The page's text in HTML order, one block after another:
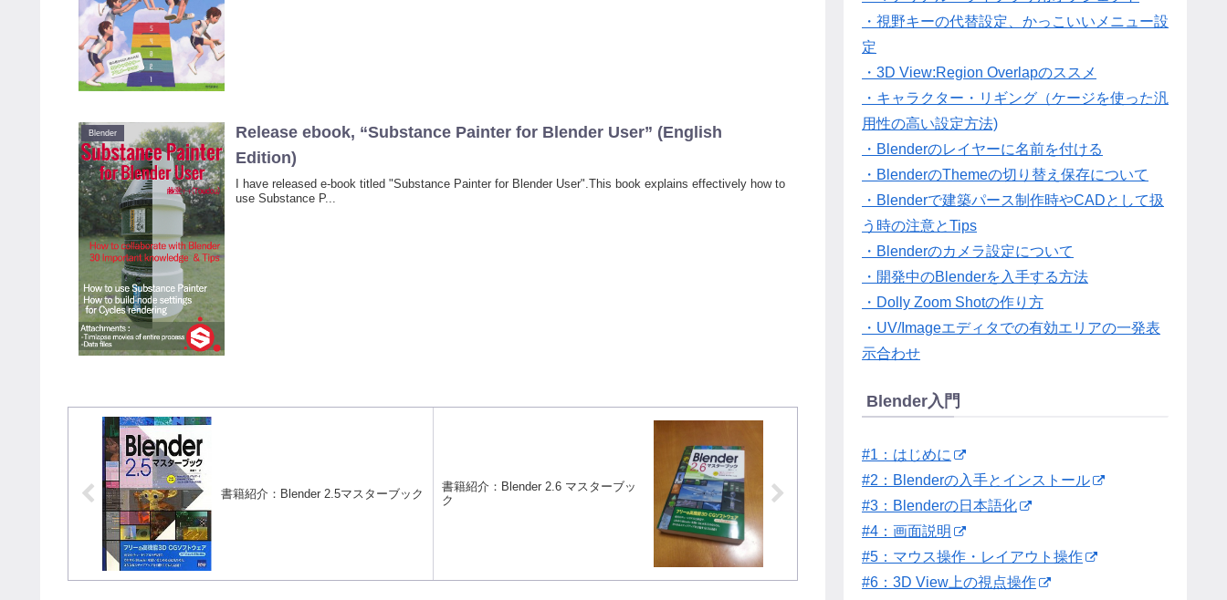
Blender
Release ebook, “Substance Painter for Blender User” (English
Edition)
I have released e-book titled "Substance Painter for Blender User".This book explains effectively how to
use Substance P...
書籍紹介：Blender 2.5マスターブック
書籍紹介：Blender 2.6 マスターブッ
ク
・視野キーの代替設定、かっこいいメニュー設
定
・3D View:Region Overlapのススメ
・キャラクター・リギング（ケージを使った汎
用性の高い設定方法)
・Blenderのレイヤーに名前を付ける
・BlenderのThemeの切り替え保存について
・Blenderで建築パース制作時やCADとして扱
う時の注意とTips
・Blenderのカメラ設定について
・開発中のBlenderを入手する方法
・Dolly Zoom Shotの作り方
・UV/Imageエディタでの有効エリアの一発表
示合わせ
Blender入門
#1：はじめに
#2：Blenderの入手とインストール
#3：Blenderの日本語化
#4：画面説明
#5：マウス操作・レイアウト操作
#6：3D View上の視点操作